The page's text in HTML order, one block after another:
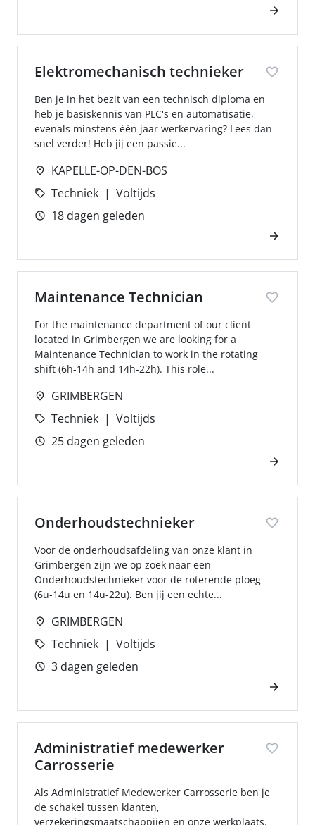
Elektromechanisch technieker
Ben je in het bezit van een technisch diploma en
heb je basiskennis van PLC's en automatisatie,
evenals minstens één jaar werkervaring? Lees dan
snel verder! Heb jij een passie...
KAPELLE-OP-DEN-BOS
Techniek
Voltijds
18 dagen geleden
Maintenance Technician
For the maintenance department of our client
located in Grimbergen we are looking for a
Maintenance Technician to work in the rotating
shift (6h-14h and 14h-22h). This role...
GRIMBERGEN
Techniek
Voltijds
25 dagen geleden
Onderhoudstechnieker
Voor de onderhoudsafdeling van onze klant in
Grimbergen zijn we op zoek naar een
Onderhoudstechnieker voor de roterende ploeg
(6u-14u en 14u-22u). Ben jij een echte...
GRIMBERGEN
Techniek
Voltijds
3 dagen geleden
Administratief medewerker
Carrosserie
Als Administratief Medewerker Carrosserie ben je
de schakel tussen klanten,
verzekeringsmaatschappijen en onze werkplaats.